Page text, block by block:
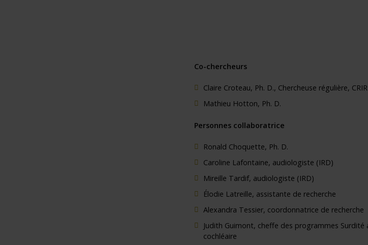
Co-chercheurs
Claire Croteau, Ph. D., Chercheuse régulière,
Mathieu Hotton, Ph. D.
Personnes collaboratrice
Ronald Choquette, Ph. D.
Caroline Lafontaine, audiologiste (IRD)
Mireille Tardif, audiologiste (IRD)
Élodie Latreille, assistante de recherche
Alexandra Tessier, coordonnatrice de recherche
Judith Guimont, cheffe des programmes
cochléaire